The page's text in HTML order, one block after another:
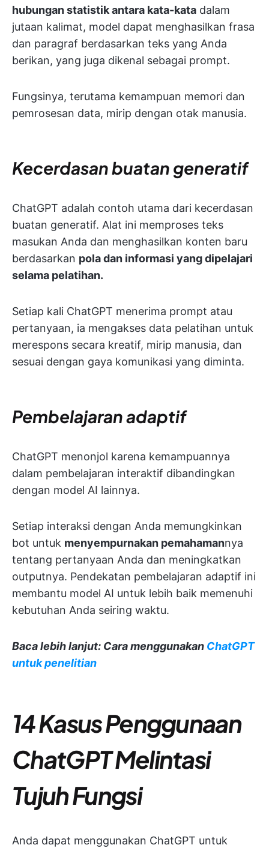
hubungan statistik antara kata-kata dalam
jutaan kalimat, model dapat menghasilkan frasa
dan paragraf berdasarkan teks yang Anda
berikan, yang juga dikenal sebagai prompt.
Fungsinya, terutama kemampuan memori dan
pemrosesan data, mirip dengan otak manusia.
Kecerdasan buatan generatif
ChatGPT adalah contoh utama dari kecerdasan
buatan generatif. Alat ini memproses teks
masukan Anda dan menghasilkan konten baru
berdasarkan pola dan informasi yang dipelajari
selama pelatihan.
Setiap kali ChatGPT menerima prompt atau
pertanyaan, ia mengakses data pelatihan untuk
merespons secara kreatif, mirip manusia, dan
sesuai dengan gaya komunikasi yang diminta.
Pembelajaran adaptif
ChatGPT menonjol karena kemampuannya
dalam pembelajaran interaktif dibandingkan
dengan model AI lainnya.
Setiap interaksi dengan Anda memungkinkan
bot untuk menyempurnakan pemahamannya
tentang pertanyaan Anda dan meningkatkan
outputnya. Pendekatan pembelajaran adaptif ini
membantu model AI untuk lebih baik memenuhi
kebutuhan Anda seiring waktu.
Baca lebih lanjut: Cara menggunakan ChatGPT
untuk penelitian
14 Kasus Penggunaan
ChatGPTMelintasi
Tujuh Fungsi
Anda dapat menggunakan ChatGPT untuk